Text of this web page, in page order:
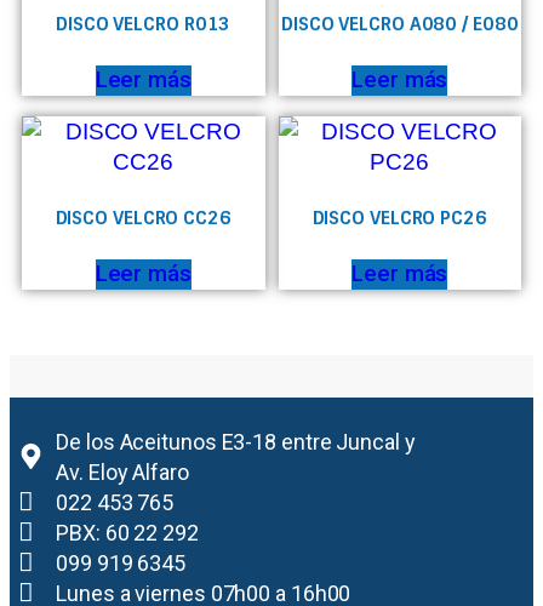
DISCO VELCRO R013
Leer más
DISCO VELCRO A080 / E080
Leer más
DISCO VELCRO CC26
Leer más
DISCO VELCRO PC26
Leer más
De los Aceitunos E3-18 entre Juncal y
Av. Eloy Alfaro
022 453 765
PBX: 60 22 292
099 919 6345
Lunes a viernes 07h00 a 16h00